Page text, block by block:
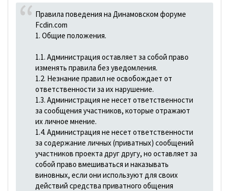
Правила поведения на Динамовском форуме
Fcdin.com
1. Общие положения.
1.1. Администрация оставляет за собой право
изменять правила без уведомления.
1.2. Незнание правил не освобождает от
ответственности за их нарушение.
1.3. Администрация не несет ответственности
за сообщения участников, которые отражают
их личное мнение.
1.4. Администрация не несет ответственности
за содержание личных (приватных) сообщений
участников проекта друг другу, но оставляет за
собой право вмешиваться и наказывать
виновных, если они используют для своих
действий средства приватного общения